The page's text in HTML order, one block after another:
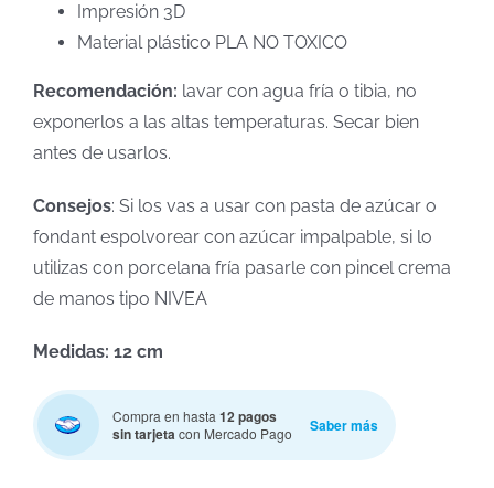
Impresión 3D
Material plástico PLA NO TOXICO
Recomendación: lavar con agua fría o tibia, no
exponerlos a las altas temperaturas. Secar bien
antes de usarlos.
Consejos: Si los vas a usar con pasta de azúcar o
fondant espolvorear con azúcar impalpable, si lo
utilizas con porcelana fría pasarle con pincel crema
de manos tipo NIVEA
Medidas: 12 cm
Compra en hasta12 pagos
sin tarjetacon Mercado Pago Saber más